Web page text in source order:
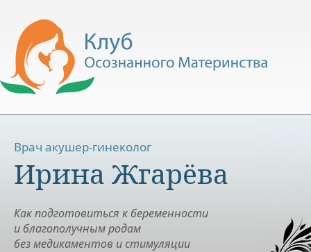
Врач акушер-гинеколог
Ирина Жгарёва
Как подготовиться к беременности
и благополучным родам
без медикаментов и стимуляции